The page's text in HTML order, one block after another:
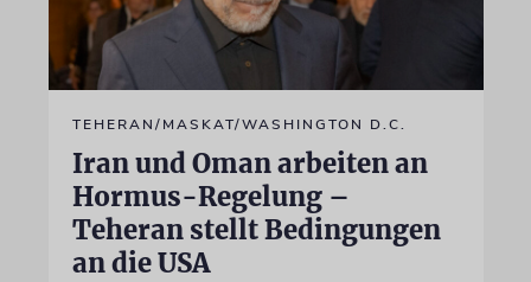
TEHERAN/MASKAT/WASHINGTON D.C.
Iran und Oman arbeiten an
Hormus-Regelung –
Teheran stellt Bedingungen
an die USA